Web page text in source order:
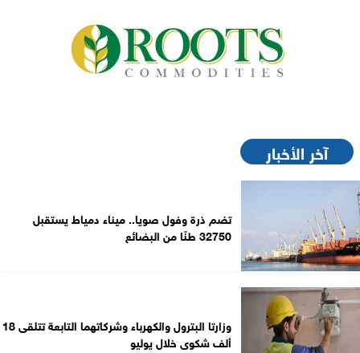
آخر الأخبار
تضم ذرة وفول صويا.. ميناء دمياط يستقبل
32750 طنًا من البضائع
وزارتا البترول والكهرباء وشركاتهما التابعة تتلقى 18
ألف شكوى خلال يوليو